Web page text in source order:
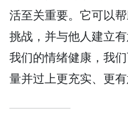
活至关重要。它可以
挑战，并与他人建立
我们的情绪健康，我
量并过上更充实、更有